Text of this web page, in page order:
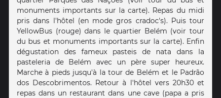
monuments importants sur la carte). Repas du midi
pris dans l'hôtel (en mode gros cradoc's). Puis tour
YellowBus (rouge) dans le quartier Belém (voir tour
du bus et monuments importants sur la carte). Enfin
dégustation des fameux pasteis de nata dans la
pasteleria de Belém avec un père super heureux.
Marche à pieds jusqu'à la tour de Belém et le Padrão
dos Descobrimentos. Retour à l'hôtel vers 20h30 et
repas dans un restaurant dans une cave (papa a pris